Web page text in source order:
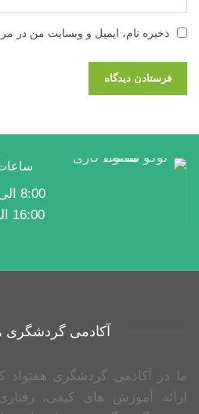
ذخیره نام، ایمیل و وبسایت من در
16:00 الی 20:00
آکادمی گردشگری
ما در آکادمی گردشگری هفتواد
ارائه آموزش های کیفی،